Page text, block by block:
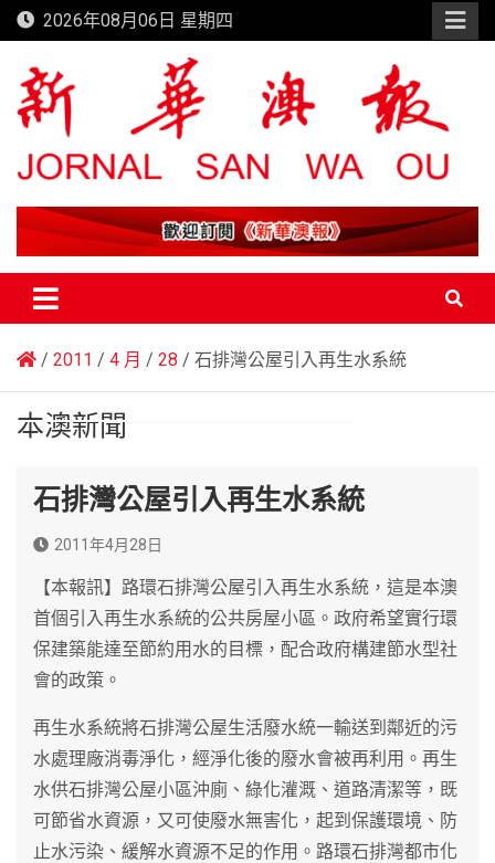
Skip
to
content
2026年08月06日 星期四
新華澳報
2011 4 月 28 石排灣公屋引入再生水系統
本澳新聞
石排灣公屋引入再生水系統
2011年4月28日
【本報訊】路環石排灣公屋引入再生水系統，這是本澳
首個引入再生水系統的公共房屋小區。政府希望實行環
保建築能達至節約用水的目標，配合政府構建節水型社
會的政策。
再生水系統將石排灣公屋生活廢水統一輸送到鄰近的污
水處理廠消毒淨化，經淨化後的廢水會被再利用。再生
水供石排灣公屋小區沖廁、綠化灌溉、道路清潔等，既
可節省水資源，又可使廢水無害化，起到保護環境、防
止水污染、緩解水資源不足的作用。路環石排灣都市化